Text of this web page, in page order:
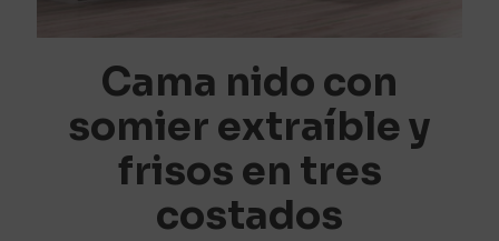
Cama nido con
somier extraíble y
frisos en tres
costados